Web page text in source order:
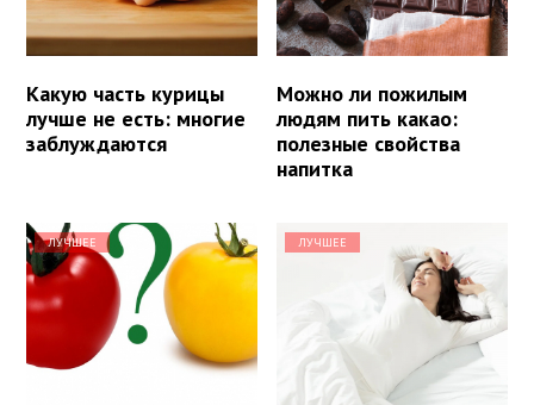
Какую часть курицы
лучше не есть: многие
заблуждаются
Можно ли пожилым
людям пить какао:
полезные свойства
напитка
ЛУЧШЕЕ ЛУЧШЕЕ